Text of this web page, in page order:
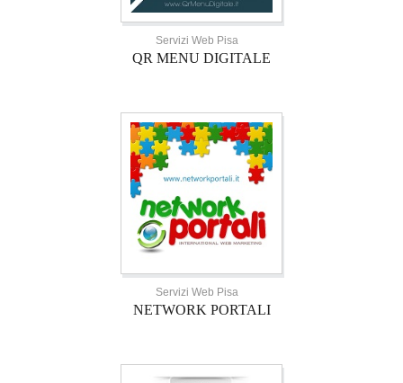
Servizi Web Pisa
QR MENU DIGITALE
Servizi Web Pisa
NETWORK PORTALI